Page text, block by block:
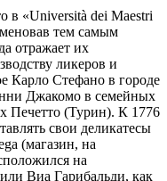
в «Università dei Maestri
тем самым
отражает их
ликеров и
Карло Стефано в городе
Джакомо в семейных
Печетто (Турин). К 1776
свои деликатесы
(магазин, на
на
Виа Гарибальди, как